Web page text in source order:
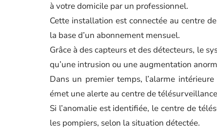
à votre domicile par un professionnel.
Cette installation est connectée au centre
la base d’un abonnement mensuel.
Grâce à des capteurs et des détecteurs, le
qu’une intrusion ou une augmentation
Dans un premier temps, l’alarme
émet une alerte au centre de
Si l’anomalie est identifiée, le centre de
les pompiers, selon la situation détectée.